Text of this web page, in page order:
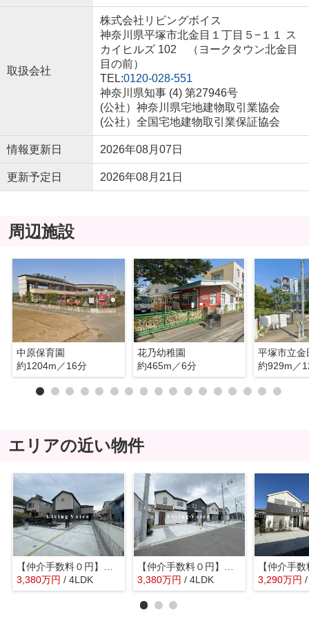
取扱会社
株式会社リビングボイス
神奈川県平塚市北金目１丁目５−１１ ス
カイヒルズ 102 （ヨークタウン北金目
目の前）
TEL:0120-028-551
神奈川県知事 (4) 第27946号
(公社）神奈川県宅地建物取引業協会
(公社）全国宅地建物取引業保証協会
情報更新日 2026年08月07日
更新予定日 2026年08月21日
周辺施設
中原保育園
約1204m／16分
花乃幼稚園
約465m／6分
平塚市立金
約929m／
エリアの近い物件
【仲介手数料０円】平塚市山下1丁目第1期 新築一戸建て 全2棟
3,380万円 / 4LDK
【仲介手数料０円】平塚市御殿15期 新築一戸建て 全5棟
3,380万円 / 4LDK 3,290万円